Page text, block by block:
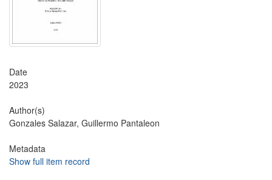
Date
2023
Author(s)
Gonzales Salazar, Guillermo Pantaleon
Metadata
Show full item record